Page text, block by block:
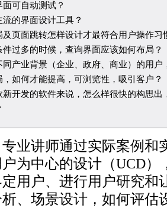
可自动测试？
流的界面设计工具？
及页面跳转怎样设计才最符合用户操作习
件过多的时候，查询界面应该如何布局？
同产业背景（企业、政府、商业）的用户
，如何才能提高，可浏览性，吸引客户？
新开发的软件来说，怎么样很快的构思
业讲师通过实际案例和
为中心的设计（UCD）
用户、进行用户研究和
、场景设计，如何评估